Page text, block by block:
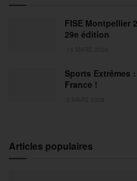
FISE Montpellier
29e édition
Sports Extrêmes
France !
Articles populaires